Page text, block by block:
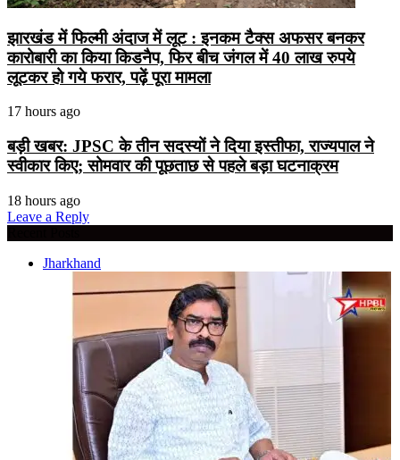
झारखंड में फिल्मी अंदाज में लूट : इनकम टैक्स अफसर बनकर
कारोबारी का किया किडनैप, फिर बीच जंगल में 40 लाख रुपये
लूटकर हो गये फरार, पढ़ें पूरा मामला
17 hours ago
बड़ी खबर: JPSC के तीन सदस्यों ने दिया इस्तीफा, राज्यपाल ने
स्वीकार किए; सोमवार की पूछताछ से पहले बड़ा घटनाक्रम
18 hours ago
Leave a Reply
Jharkhand